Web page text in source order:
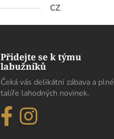
CZ
Přidejte se k týmu
labužníků
Čeká vás delikátní zábava a plné
talíře lahodných novinek.